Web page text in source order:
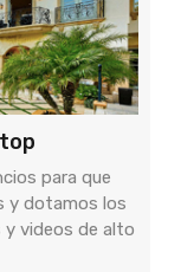
para que
y dotamos los
videos de alto